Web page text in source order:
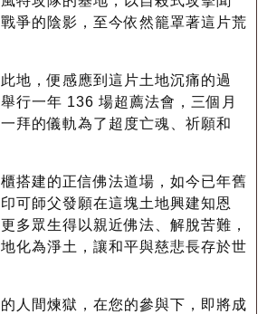
爭的陰影，至今依然籠罩著這片荒
地，便感應到這片土地沉痛的過
行一年 136 場超薦法會，三個月
拜的儀軌為了超度亡魂、祈願和
搭建的正信佛法道場，如今已年舊
可師父發願在這塊土地興建知恩
多眾生得以親近佛法、解脫苦難，
化為淨土，讓和平與慈悲長存於世
人間煉獄，在您的參與下，即將成